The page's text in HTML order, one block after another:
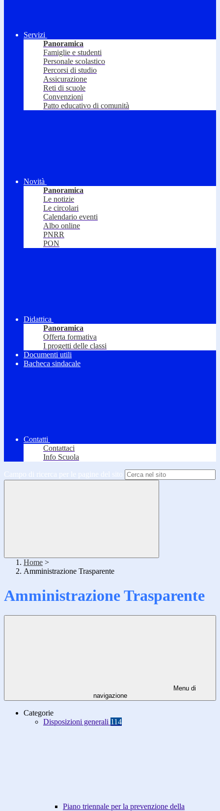
Servizi
Panoramica
Famiglie e studenti
Personale scolastico
Percorsi di studio
Assicurazione
Reti di scuole
Convenzioni
Patto educativo di comunità
Novità
Panoramica
Le notizie
Le circolari
Calendario eventi
Albo online
PNRR
PON
Didattica
Panoramica
Offerta formativa
I progetti delle classi
Documenti utili
Bacheca sindacale
Contatti
Contattaci
Info Scuola
Campo di ricerca per le pagine del sito
Home >
Amministrazione Trasparente
Amministrazione Trasparente
Menu di
navigazione
Categorie
Disposizioni generali 114
Piano triennale per la prevenzione della